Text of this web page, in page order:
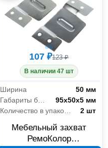
107 ₽123 ₽
В наличии 47 шт
Ширина
50 мм
Габариты без упаковки
95х50х5 мм
Количество в упаковке
2 шт
Мебельный захват
РемоКолор